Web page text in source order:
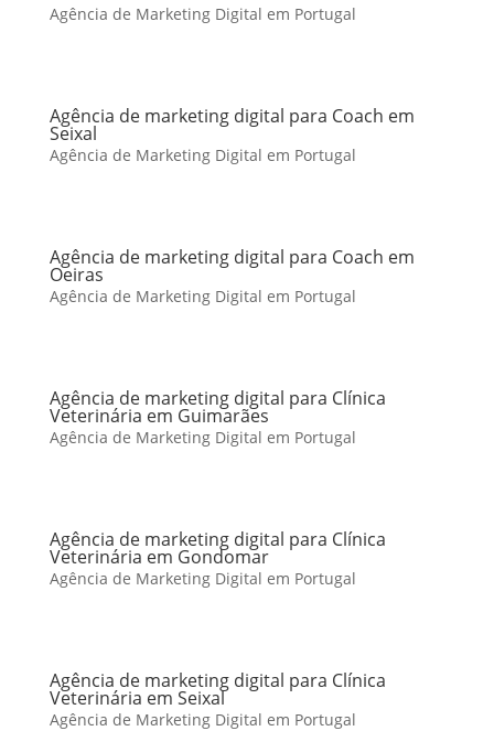
Agência de Marketing Digital em Portugal
Agência de marketing digital para Coach em
Seixal
Agência de Marketing Digital em Portugal
Agência de marketing digital para Coach em
Oeiras
Agência de Marketing Digital em Portugal
Agência de marketing digital para Clínica
Veterinária em Guimarães
Agência de Marketing Digital em Portugal
Agência de marketing digital para Clínica
Veterinária em Gondomar
Agência de Marketing Digital em Portugal
Agência de marketing digital para Clínica
Veterinária em Seixal
Agência de Marketing Digital em Portugal